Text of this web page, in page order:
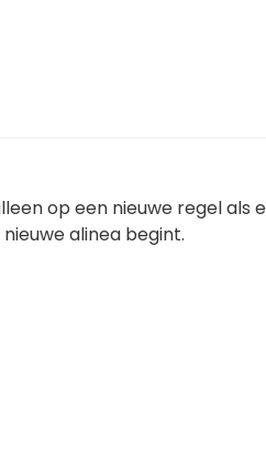
op een nieuwe regel als
alinea begint.